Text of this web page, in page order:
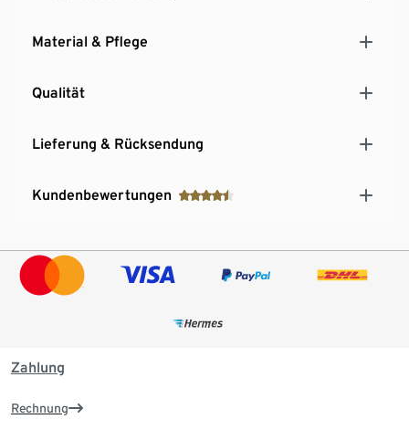
Material & Pflege
Qualität
Lieferung & Rücksendung
Kundenbewertungen
Zahlung
Rechnung